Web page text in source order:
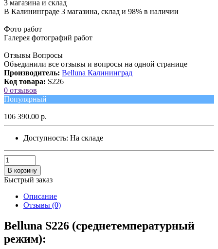
3 магазина и склад
В Калининграде 3 магазина, склад и 98% в наличии
Фото работ
Галерея фотографий работ
Отзывы Вопросы
Объединили все отзывы и вопросы на одной странице
Производитель: Belluna Калининград
Код товара: S226
0 отзывов
Популярный
106 390.00 р.
Доступность: На складе
В корзину
Быстрый заказ
Описание
Отзывы (0)
Belluna S226 (среднетемпературный
режим):